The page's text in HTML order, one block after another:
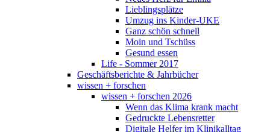
Lieblingsplätze
Umzug ins Kinder-UKE
Ganz schön schnell
Moin und Tschüss
Gesund essen
Life - Sommer 2017
Geschäftsberichte & Jahrbücher
wissen + forschen
wissen + forschen 2026
Wenn das Klima krank macht
Gedruckte Lebensretter
Digitale Helfer im Klinikalltag